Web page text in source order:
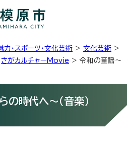
力・スポーツ・文化芸術 > 文化芸術 >
さがカルチャーMovie > 令和の童謡～
時代へ～（音楽）